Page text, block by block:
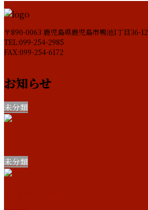
〒890-0063 鹿児島県鹿児島市鴨池1丁目36-12
TEL:099-254-2985
FAX:099-254-6172
お知らせ
未分類
未分類